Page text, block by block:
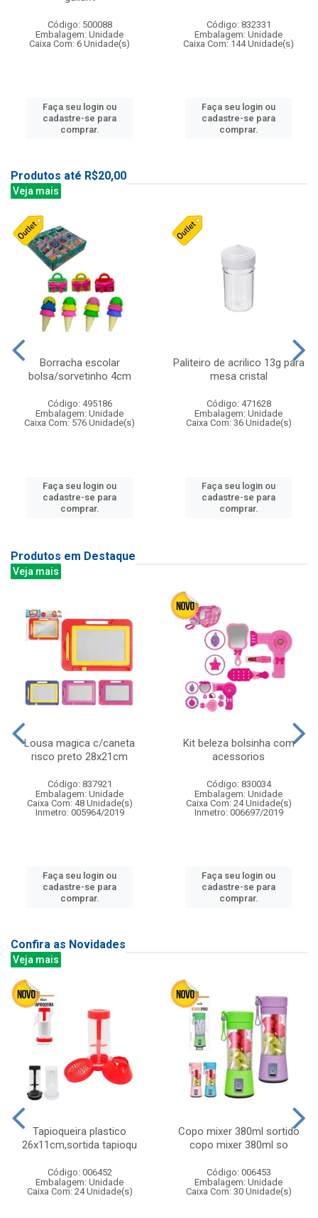
Código: 500088
Embalagem: Unidade
Caixa Com: 6 Unidade(s)
Faça seu login ou
cadastre-se para
comprar.
Código: 832331
Embalagem: Unidade
Caixa Com: 144 Unidade(s)
Faça seu login ou
cadastre-se para
comprar.
Produtos até R$20,00
Veja mais
Borracha escolar
bolsa/sorvetinho 4cm
Código: 495186
Embalagem: Unidade
Caixa Com: 576 Unidade(s)
Faça seu login ou
cadastre-se para
comprar.
Paliteiro de acrilico 13g para
mesa cristal
Código: 471628
Embalagem: Unidade
Caixa Com: 36 Unidade(s)
Faça seu login ou
cadastre-se para
comprar.
Produtos em Destaque
Veja mais
Lousa magica c/caneta
risco preto 28x21cm
Código: 837921
Embalagem: Unidade
Caixa Com: 48 Unidade(s)
Inmetro: 005964/2019
Faça seu login ou
cadastre-se para
comprar.
Kit beleza bolsinha com
acessorios
Código: 830034
Embalagem: Unidade
Caixa Com: 24 Unidade(s)
Inmetro: 006697/2019
Faça seu login ou
cadastre-se para
comprar.
Confira as Novidades
Veja mais
Tapioqueira plastico
26x11cm,sortida tapioqu
Código: 006452
Embalagem: Unidade
Caixa Com: 24 Unidade(s)
Copo mixer 380ml sortido
copo mixer 380ml so
Código: 006453
Embalagem: Unidade
Caixa Com: 30 Unidade(s)